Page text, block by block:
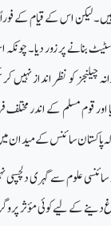
لیکن اس کے قیام کے فوراً
بنانے پر زور دیا۔
چیلنجز کو نظر انداز نہیں
اور قوم مسلم کے اندر
سائنس کے میدان
سائنسی علوم سے گہری
دینے کے لیے کوئی مؤثر